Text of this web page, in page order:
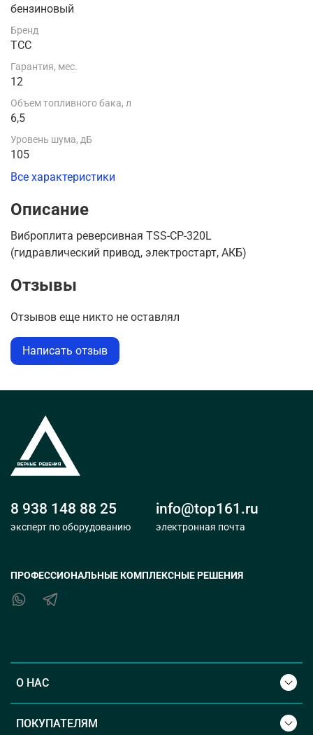
бензиновый
Бренд
ТСС
Гарантия, мес.
12
Объем топливного бака, л
6,5
Уровень шума, дБ
105
Все характеристики
Описание
Виброплита реверсивная TSS-CP-320L
(гидравлический привод, электростарт, АКБ)
Отзывы
Отзывов еще никто не оставлял
Написать отзыв
О НАС
ПОКУПАТЕЛЯМ
8 938 148 88 25
эксперт по оборудованию
info@top161.ru
электронная почта
ПРОФЕССИОНАЛЬНЫЕ КОМПЛЕКСНЫЕ РЕШЕНИЯ